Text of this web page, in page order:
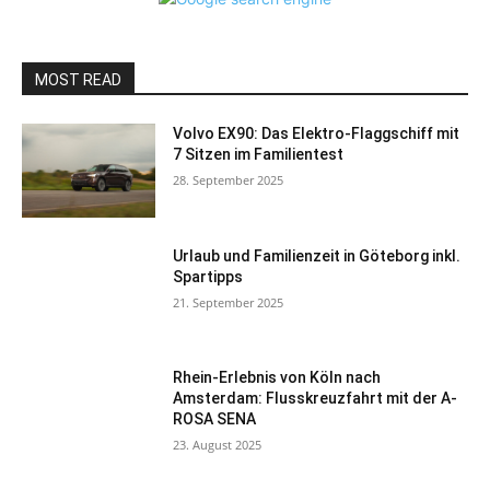
MOST READ
Volvo EX90: Das Elektro-Flaggschiff mit
7 Sitzen im Familientest
28. September 2025
Urlaub und Familienzeit in Göteborg inkl.
Spartipps
21. September 2025
Rhein-Erlebnis von Köln nach
Amsterdam: Flusskreuzfahrt mit der A-
ROSA SENA
23. August 2025